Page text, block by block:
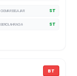
GEMAR BELAJAR ST
BEROLAHRAGA ST
BT